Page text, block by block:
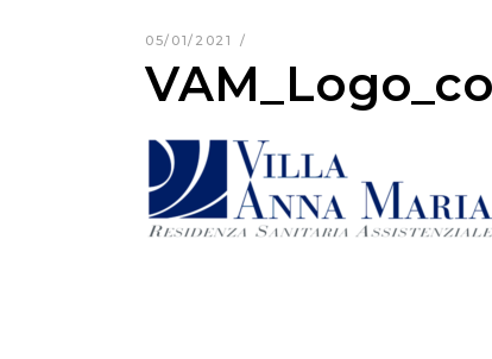
05/01/2021